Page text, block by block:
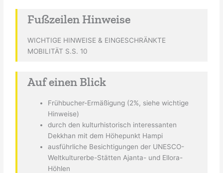
Fußzeilen Hinweise
WICHTIGE HINWEISE & EINGESCHRÄNKTE
MOBILITÄT S.S. 10
Auf einen Blick
Frühbucher-Ermäßigung (2%, siehe wichtige
Hinweise)
durch den kulturhistorisch interessanten
Dekkhan mit dem Höhepunkt Hampi
ausführliche Besichtigungen der UNESCO-
Weltkulturerbe-Stätten Ajanta- und Ellora-
Höhlen